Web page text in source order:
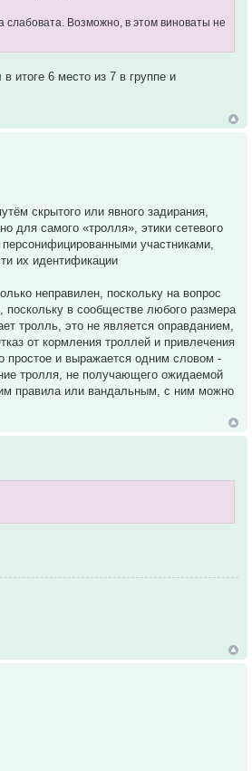
слабовата. Возможно, в этом виноваты не
итоге 6 место из 7 в группе и
скрытого или явного задирания,
для самого «тролля», этики сетевого
участниками,
их идентификации
неправилен, поскольку на вопрос
поскольку в сообществе любого размера
тролль, это не является оправданием,
от кормления троллей и привлечения
простое и выражается одним словом -
тролля, не получающего ожидаемой
правила или вандальным, с ним можно